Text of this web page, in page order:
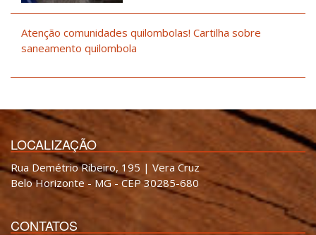
Atenção comunidades quilombolas! Cartilha sobre
saneamento quilombola
LOCALIZAÇÃO
Rua Demétrio Ribeiro, 195 | Vera Cruz
Belo Horizonte - MG - CEP 30285-680
CONTATOS